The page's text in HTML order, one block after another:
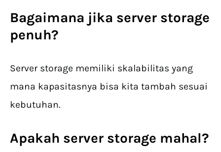
Bagaimana jika server storage
penuh?
Server storage memiliki skalabilitas yang
mana kapasitasnya bisa kita tambah sesuai
kebutuhan.
Apakah server storage mahal?